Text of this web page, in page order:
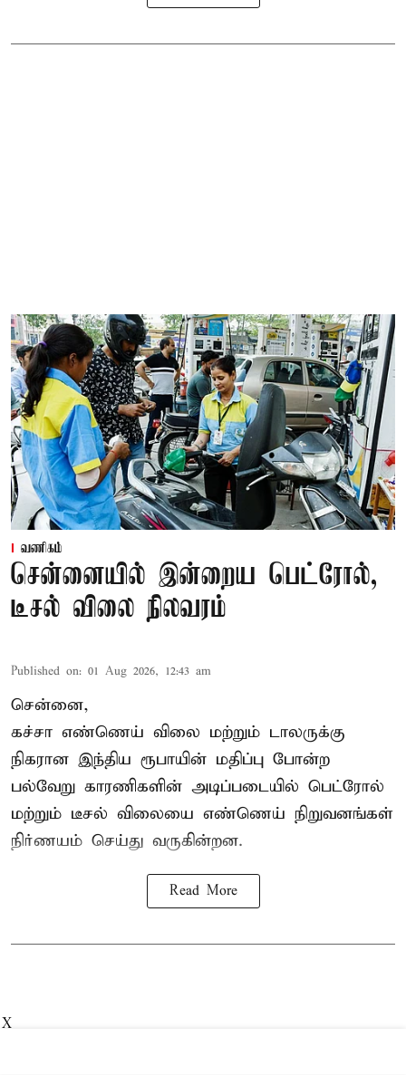
வணிகம்
சென்னையில் இன்றைய பெட்ரோல்,
டீசல் விலை நிலவரம்
Published on: 01 Aug 2026, 12:43 am
சென்னை,
கச்சா எண்ணெய் விலை மற்றும் டாலருக்கு
நிகரான இந்திய ரூபாயின் மதிப்பு போன்ற
பல்வேறு காரணிகளின் அடிப்படையில் பெட்ரோல்
மற்றும் டீசல் விலையை எண்ணெய் நிறுவனங்கள்
நிர்ணயம் செய்து வருகின்றன.
Read More
X